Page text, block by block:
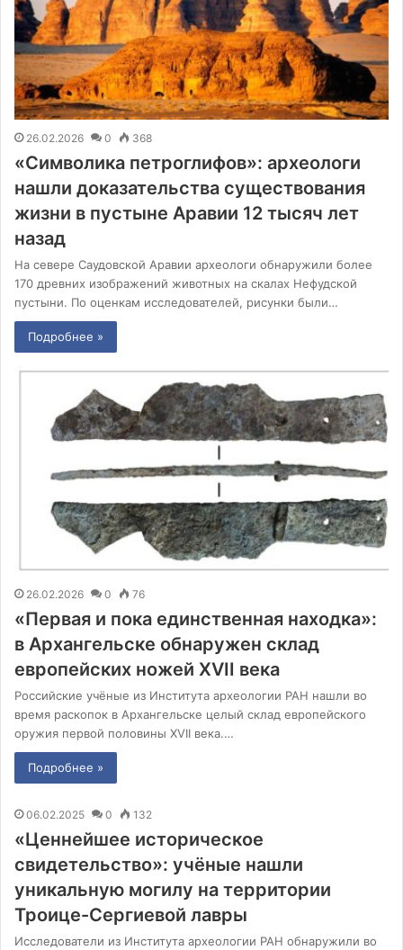
26.02.2026 0 368
«Символика петроглифов»: археологи
нашли доказательства существования
жизни в пустыне Аравии 12 тысяч лет
назад
На севере Саудовской Аравии археологи обнаружили более
170 древних изображений животных на скалах Нефудской
пустыни. По оценкам исследователей, рисунки были…
Подробнее »
26.02.2026 0 76
«Первая и пока единственная находка»:
в Архангельске обнаружен склад
европейских ножей XVII века
Российские учёные из Института археологии РАН нашли во
время раскопок в Архангельске целый склад европейского
оружия первой половины XVII века.…
Подробнее »
06.02.2025 0 132
«Ценнейшее историческое
свидетельство»: учёные нашли
уникальную могилу на территории
Троице-Сергиевой лавры
Исследователи из Института археологии РАН обнаружили во